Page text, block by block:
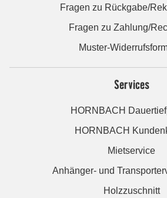
Fragen zu Rückgabe/
Fragen zu Zahlung/
Muster-
Services
HORNBACH
HORNBACH
Mietservice
Anhänger- und
Holzzuschnitt